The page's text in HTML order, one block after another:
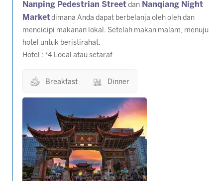
Nanping Pedestrian Street dan Nanqiang Night
Marketdimana Anda dapat berbelanja oleh oleh dan
mencicipi makanan lokal. Setelah makan malam, menuju
hotel untuk beristirahat.
Hotel : *4 Local atau setaraf
Breakfast Dinner